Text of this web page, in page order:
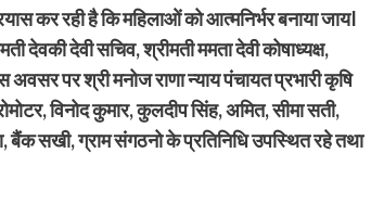
कर रही है कि महिलाओं को आत्मनिर्भर बनाया जायI
देवकी देवी सचिव, श्रीमती ममता देवी कोषाध्यक्ष,
अवसर पर श्री मनोज राणा न्याय पंचायत प्रभारी कृषि
विनोद कुमार, कुलदीप सिंह, अमित, सीमा सती,
सखी, ग्राम संगठनो के प्रतिनिधि उपस्थित रहे तथा